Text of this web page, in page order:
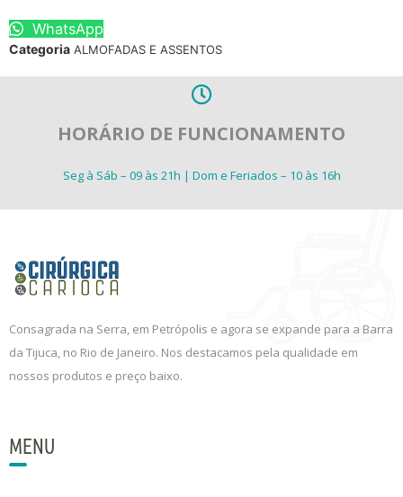
WhatsApp
Categoria ALMOFADAS E ASSENTOS
HORÁRIO DE FUNCIONAMENTO
Seg à Sáb – 09 às 21h | Dom e Feriados – 10 às 16h
Consagrada na Serra, em Petrópolis e agora se expande para a Barra
da Tijuca, no Rio de Janeiro. Nos destacamos pela qualidade em
nossos produtos e preço baixo.
MENU